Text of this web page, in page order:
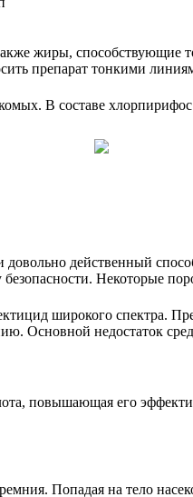
жиры, способствующие
препарат тонкими
В составе
действенный
Некоторые
широкого спектра.
Основной недостаток
повышающая его
Попадая на тело